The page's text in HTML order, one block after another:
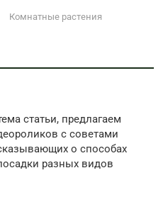
Комнатные растения
статьи, предлагаем
с советами
о способах
разных видов